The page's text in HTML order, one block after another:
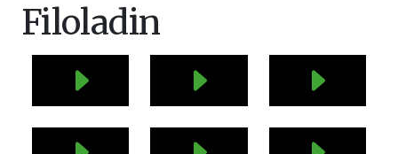
Filoladin